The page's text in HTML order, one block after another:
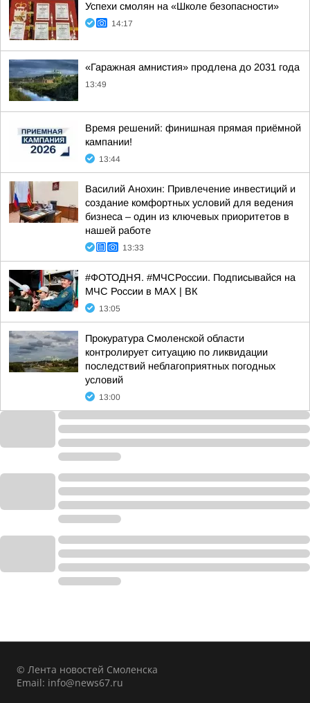
Успехи смолян на «Школе безопасности»
14:17
«Гаражная амнистия» продлена до 2031 года
13:49
Время решений: финишная прямая приёмной
кампании!
13:44
Василий Анохин: Привлечение инвестиций и
создание комфортных условий для ведения
бизнеса – один из ключевых приоритетов в
нашей работе
13:33
#ФОТОДНЯ. #МЧСРоссии. Подписывайся на
МЧС России в MAX | ВК
13:05
Прокуратура Смоленской области
контролирует ситуацию по ликвидации
последствий неблагоприятных погодных
условий
13:00
© Лента новостей Смоленска
Email: info@news67.ru